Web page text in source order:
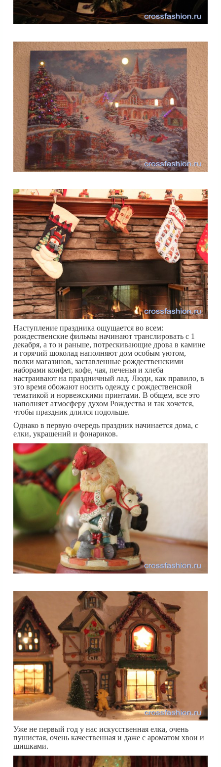
Наступление праздника ощущается во всем:
рождественские фильмы начинают транслировать с 1
декабря, а то и раньше, потрескивающие дрова в камине
и горячий шоколад наполняют дом особым уютом,
полки магазинов, заставленные рождественскими
наборами конфет, кофе, чая, печенья и хлеба
настраивают на праздничный лад. Люди, как правило, в
это время обожают носить одежду с рождественской
тематикой и норвежскими принтами. В общем, все это
наполняет атмосферу духом Рождества и так хочется,
чтобы праздник длился подольше.
Однако в первую очередь праздник начинается дома, с
елки, украшений и фонариков.
Уже не первый год у нас искусственная елка, очень
пушистая, очень качественная и даже с ароматом хвои и
шишками.